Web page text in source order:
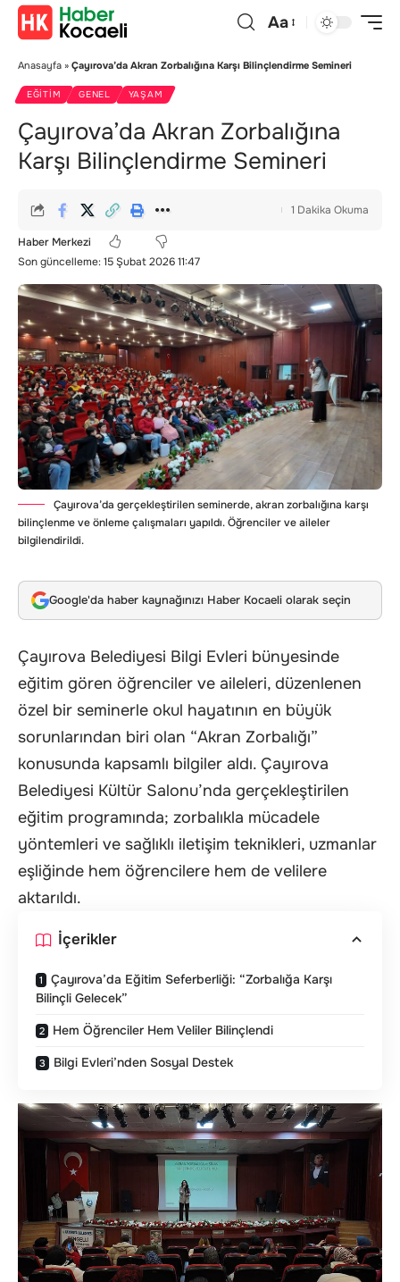
Aa
Anasayfa » Çayırova’da Akran Zorbalığına Karşı Bilinçlendirme Semineri
EĞITIM GENEL YAŞAM
Çayırova’da Akran Zorbalığına
Karşı Bilinçlendirme Semineri
Son güncelleme: 15 Şubat 2026 11:47
Haber Merkezi
1 Dakika Okuma
Çayırova’da gerçekleştirilen seminerde, akran zorbalığına karşı
bilinçlenme ve önleme çalışmaları yapıldı. Öğrenciler ve aileler
bilgilendirildi.
Google'da haber kaynağınızı Haber Kocaeli olarak seçin
Çayırova Belediyesi Bilgi Evleri bünyesinde
eğitim gören öğrenciler ve aileleri, düzenlenen
özel bir seminerle okul hayatının en büyük
sorunlarından biri olan “Akran Zorbalığı”
konusunda kapsamlı bilgiler aldı. Çayırova
Belediyesi Kültür Salonu’nda gerçekleştirilen
eğitim programında; zorbalıkla mücadele
yöntemleri ve sağlıklı iletişim teknikleri, uzmanlar
eşliğinde hem öğrencilere hem de velilere
aktarıldı.
İçerikler
Çayırova’da Eğitim Seferberliği: “Zorbalığa Karşı
Bilinçli Gelecek”
Hem Öğrenciler Hem Veliler Bilinçlendi
Bilgi Evleri’nden Sosyal Destek